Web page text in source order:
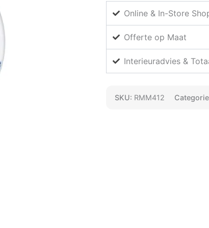
Online & In-Store
Offerte op Maat
Interieuradvies &
SKU: RMM412